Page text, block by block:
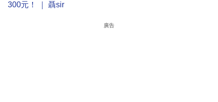
300元！ ｜ 聶sir
廣告